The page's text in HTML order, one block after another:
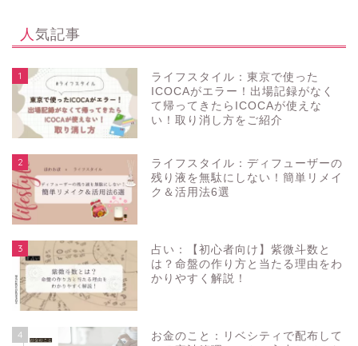
人気記事
1
ライフスタイル：東京で使った
ICOCAがエラー！出場記録がなく
て帰ってきたらICOCAが使えな
い！取り消し方をご紹介
2
ライフスタイル：ディフューザーの
残り液を無駄にしない！簡単リメイ
ク＆活用法6選
3
占い：【初心者向け】紫微斗数と
は？命盤の作り方と当たる理由をわ
かりやすく解説！
4
お金のこと：リベシティで配布して